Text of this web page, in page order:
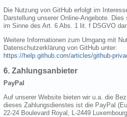
Die Nutzung von GitHub erfolgt im
Darstellung unserer Online-Angebote.
im Sinne des Art. 6 Abs. 1 lit. f DSGVO dar.
Weitere Informationen zum Umgang mit
Datenschutzerklärung von GitHub unter:
https://help.github.com/articles/github-
6. Zahlungsanbieter
PayPal
Auf unserer Website bieten wir u.a. die
dieses Zahlungsdienstes ist die PayPal
22-24 Boulevard Royal, L-2449